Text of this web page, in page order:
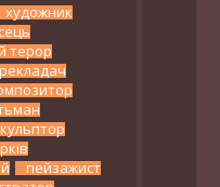
художник
терор
пейзажист